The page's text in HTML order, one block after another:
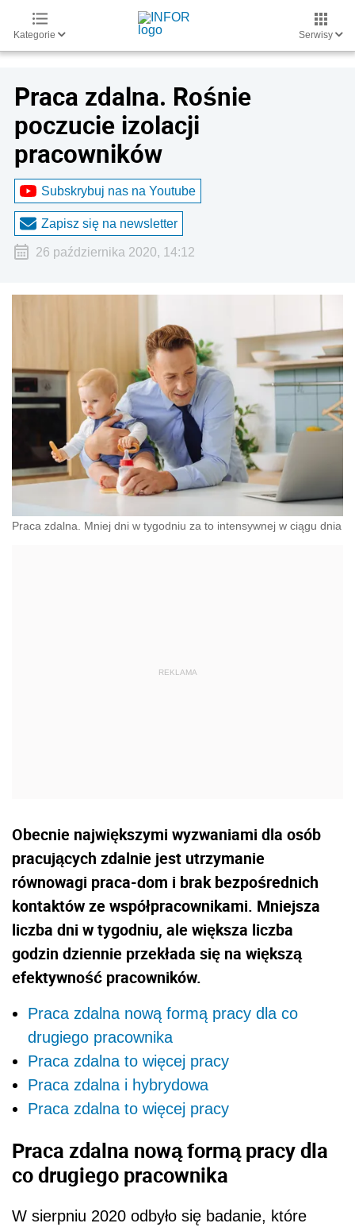
Kategorie Serwisy
Praca zdalna. Rośnie
poczucie izolacji
pracowników
Subskrybuj nas na Youtube
Zapisz się na newsletter
26 października 2020, 14:12
Praca zdalna. Mniej dni w tygodniu za to intensywnej w ciągu dnia
Obecnie największymi wyzwaniami dla osób
pracujących zdalnie jest utrzymanie
równowagi praca-dom i brak bezpośrednich
kontaktów ze współpracownikami. Mniejsza
liczba dni w tygodniu, ale większa liczba
godzin dziennie przekłada się na większą
efektywność pracowników.
Praca zdalna nową formą pracy dla co
drugiego pracownika
Praca zdalna to więcej pracy
Praca zdalna i hybrydowa
Praca zdalna to więcej pracy
Praca zdalna nową formą pracy dla
co drugiego pracownika
W sierpniu 2020 odbyło się badanie, które